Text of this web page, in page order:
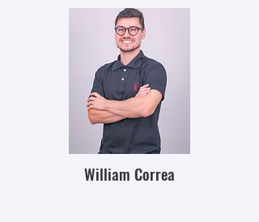
William Correa